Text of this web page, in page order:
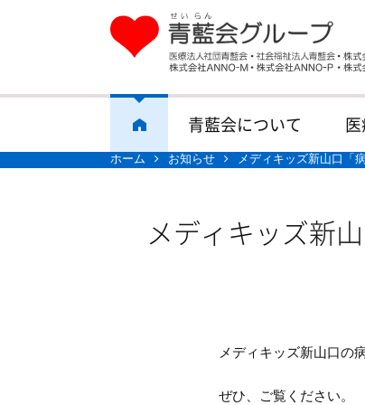
青藍会について
ホーム お知らせ メディキッズ新山口「
メディキッズ新山
メディキッズ新山口の
ぜひ、ご覧ください。